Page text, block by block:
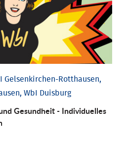
Gelsenkirchen-Rotthausen,
WbI Duisburg
Gesund­heit - Individu­elles